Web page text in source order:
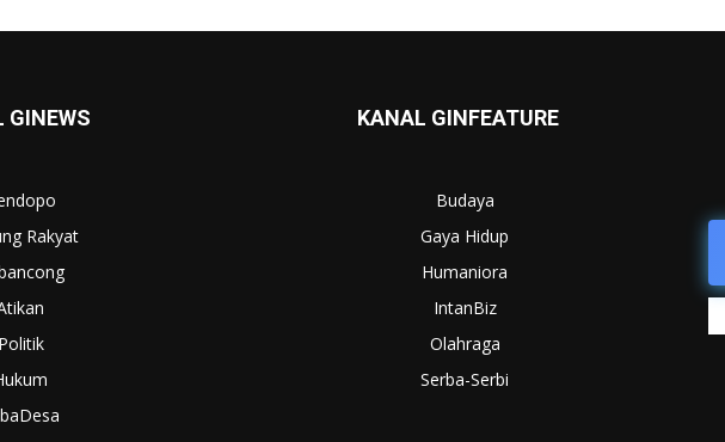
GINEWS
Rakyat
Politik
KANAL GINFEATURE
Budaya
Gaya Hidup
Humaniora
IntanBiz
Olahraga
Serba-Serbi